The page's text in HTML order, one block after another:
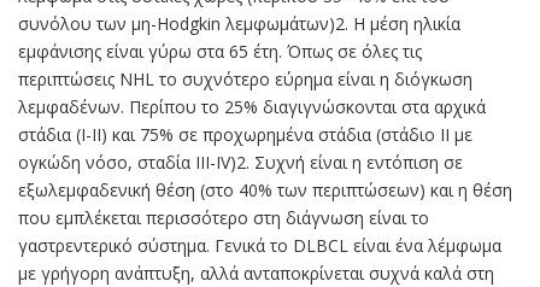
συνόλου των μη-Hodgkin λεμφωμάτων)2. Η μέση ηλικία
εμφάνισης είναι γύρω στα 65 έτη. Όπως σε όλες τις
περιπτώσεις NHL το συχνότερο εύρημα είναι η διόγκωση
λεμφαδένων. Περίπου το 25% διαγιγνώσκονται στα αρχικά
στάδια (Ι-ΙΙ) και 75% σε προχωρημένα στάδια (στάδιο ΙΙ με
ογκώδη νόσο, σταδία ΙΙΙ-ΙV)2. Συχνή είναι η εντόπιση σε
εξωλεμφαδενική θέση (στο 40% των περιπτώσεων) και η θέση
που εμπλέκεται περισσότερο στη διάγνωση είναι το
γαστρεντερικό σύστημα. Γενικά το DLBCL είναι ένα λέμφωμα
με γρήγορη ανάπτυξη, αλλά ανταποκρίνεται συχνά καλά στη